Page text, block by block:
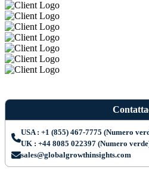
USA : +1 (855) 467-7775 (Numero
UK : +44 8085 022397 (Numero
sales@globalgrowthinsights.com